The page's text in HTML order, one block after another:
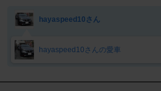
hayaspeed10さん
hayaspeed10さんの愛車